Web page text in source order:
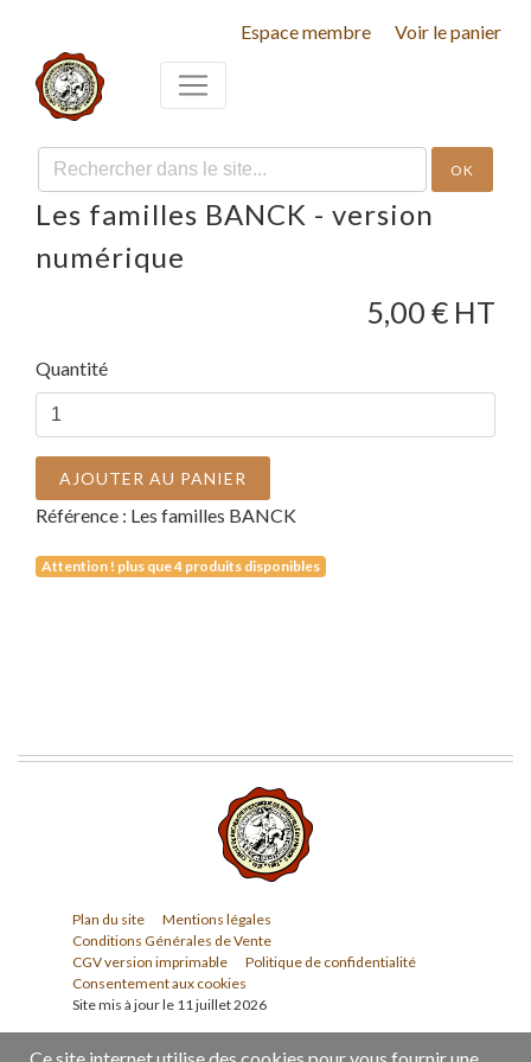
Espace membre Voir le panier
OK
Les familles BANCK - version
numérique
5,00 € HT
Quantité
AJOUTER AU PANIER
Référence : Les familles BANCK
Attention ! plus que 4 produits disponibles
Plan du site
Mentions légales
Conditions Générales de Vente
CGV version imprimable
Politique de confidentialité
Consentement aux cookies
Site mis à jour le 11 juillet 2026